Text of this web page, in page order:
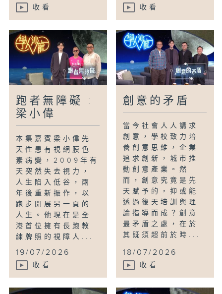
收看 收看
跑者無障礙 :
梁小偉
本集嘉賓梁小偉先
天性患有視網膜色
素病變，2009年有
天突然失去視力，
人生陷入低谷，兩
年後重新振作，以
跑步開展另一頁的
人生。他現在是全
港首位擁有長跑教
練牌照的視障人...
19/07/2026
收看
創意的矛盾
當今社會人人講求
創意，學校致力培
養創意思維，企業
追求創新，城市推
動創意產業。然
而，創意究竟是先
天賦予的，抑或能
透過後天培訓與理
論指導而成？創意
最矛盾之處，在於
其既須超前於時...
18/07/2026
收看